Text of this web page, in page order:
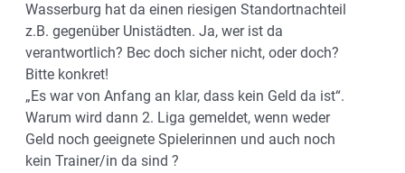
Wasserburg hat da einen riesigen Standortnachteil
z.B. gegenüber Unistädten. Ja, wer ist da
verantwortlich? Bec doch sicher nicht, oder doch?
Bitte konkret!
„Es war von Anfang an klar, dass kein Geld da ist“.
Warum wird dann 2. Liga gemeldet, wenn weder
Geld noch geeignete Spielerinnen und auch noch
kein Trainer/in da sind ?